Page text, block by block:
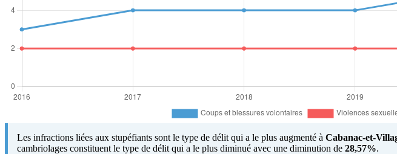
Les infractions liées aux stupéfiants sont le type de délit qui a le plus augmenté à Cabanac-et-
cambriolages constituent le type de délit qui a le plus diminué avec une diminution de 28,57%.